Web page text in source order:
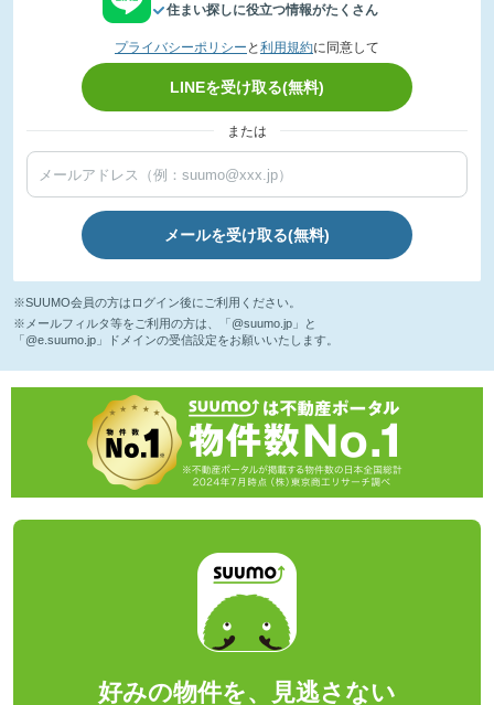
住まい探しに役立つ情報がたくさん
プライバシーポリシー と 利用規約に同意して
LINEを受け取る(無料)
または
メールを受け取る(無料)
※SUUMO会員の方はログイン後にご利用ください。
※メールフィルタ等をご利用の方は、「@suumo.jp」と
「@e.suumo.jp」ドメインの受信設定をお願いいたします。
好みの物件を、見逃さない